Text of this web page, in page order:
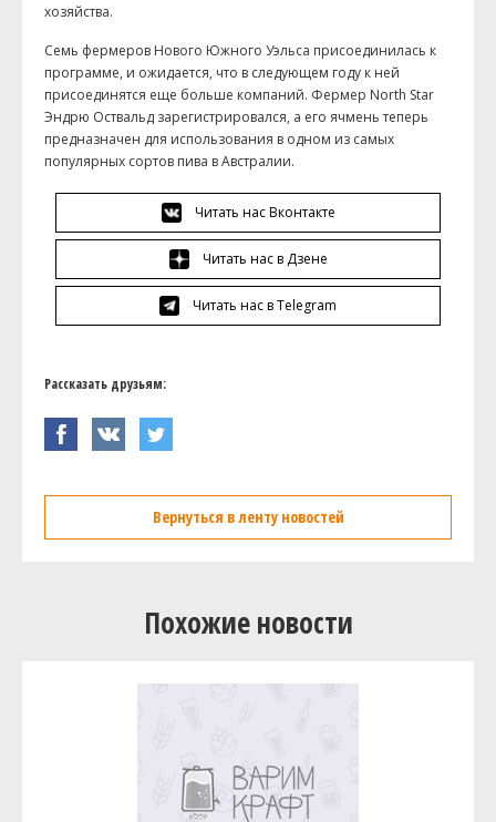
хозяйства.
Семь фермеров Нового Южного Уэльса присоединилась к
программе, и ожидается, что в следующем году к ней
присоединятся еще больше компаний. Фермер North Star
Эндрю Оствальд зарегистрировался, а его ячмень теперь
предназначен для использования в одном из самых
популярных сортов пива в Австралии.
Читать нас Вконтакте
Читать нас в Дзене
Читать нас в Telegram
Рассказать друзьям:
Вернуться в ленту новостей
Похожие новости